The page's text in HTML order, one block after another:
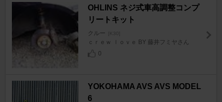
OHLINS ネジ式車高調整コンプ
リートキット
クルー [K30]
ｃｒｅｗ ｌｏｖｅ BY 藤井フミヤさん
0
YOKOHAMA AVS AVS MODEL
6